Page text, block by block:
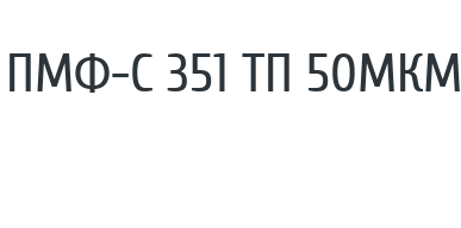
С 351 ТП 50МКМ